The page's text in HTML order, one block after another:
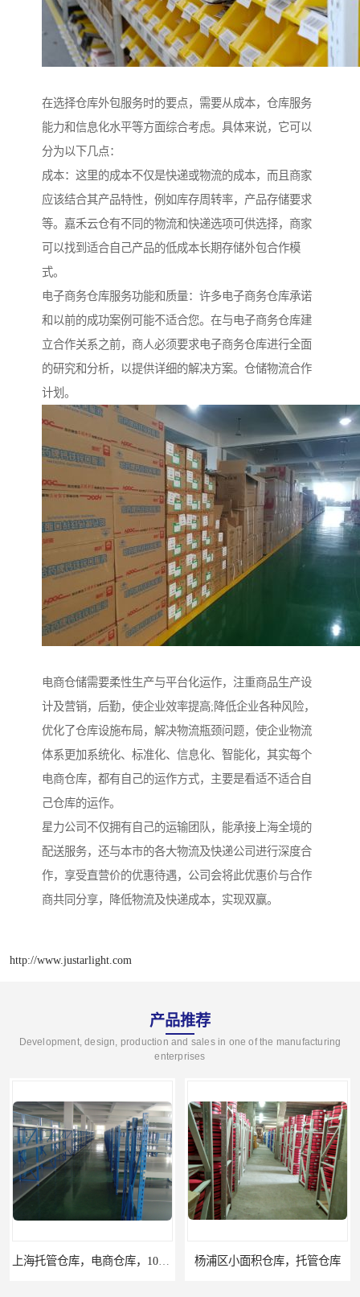
在选择仓库外包服务时的要点，需要从成本，仓库服务
能力和信息化水平等方面综合考虑。具体来说，它可以
分为以下几点：
成本：这里的成本不仅是快递或物流的成本，而且商家
应该结合其产品特性，例如库存周转率，产品存储要求
等。嘉禾云仓有不同的物流和快递选项可供选择，商家
可以找到适合自己产品的低成本长期存储外包合作模
式。
电子商务仓库服务功能和质量：许多电子商务仓库承诺
和以前的成功案例可能不适合您。在与电子商务仓库建
立合作关系之前，商人必须要求电子商务仓库进行全面
的研究和分析，以提供详细的解决方案。仓储物流合作
计划。
电商仓储需要柔性生产与平台化运作，注重商品生产设
计及营销，后勤，使企业效率提高;降低企业各种风险，
优化了仓库设施布局，解决物流瓶颈问题，使企业物流
体系更加系统化、标准化、信息化、智能化，其实每个
电商仓库，都有自己的运作方式，主要是看适不适合自
己仓库的运作。
星力公司不仅拥有自己的运输团队，能承接上海全境的
配送服务，还与本市的各大物流及快递公司进行深度合
作，享受直营价的优惠待遇，公司会将此优惠价与合作
商共同分享，降低物流及快递成本，实现双赢。
http://www.justarlight.com
产品推荐
Development, design, production and sales in one of the manufacturing
enterprises
杨浦区小面积仓库，托管仓库